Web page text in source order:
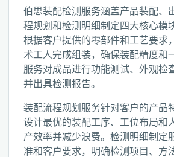
伯思装配检测服务涵盖产品装配、
程规划和检测明细制定四大核心模
根据客户提供的零部件和工艺要求
术工人完成组装，确保装配精度和
服务对成品进行功能测试、外观检
并出具检测报告。
装配流程规划服务针对客户的产品
设计最优的装配工序、工位布局和
产效率并减少浪费。检测明细制定
准和客户要求，明确检测项目、方